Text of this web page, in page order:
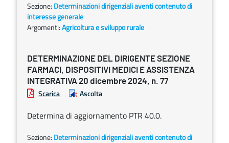
Sezione: Determinazioni dirigenziali aventi contenuto di
interesse generale
Argomenti:Agricoltura e sviluppo rurale
DETERMINAZIONE DEL DIRIGENTE SEZIONE
FARMACI, DISPOSITIVI MEDICI E ASSISTENZA
INTEGRATIVA 20 dicembre 2024, n. 77
Scarica Ascolta
Determina di aggiornamento PTR 40.0.
Sezione: Determinazioni dirigenziali aventi contenuto di